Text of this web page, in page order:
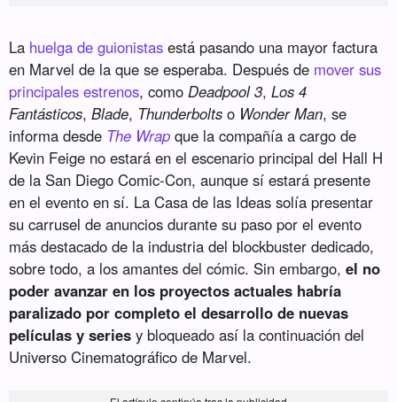
La huelga de guionistas está pasando una mayor factura
en Marvel de la que se esperaba. Después de mover sus
principales estrenos, como Deadpool 3,Los 4
Fantásticos,Blade, Thunderbolts o Wonder Man, se
informa desde The Wrap que la compañía a cargo de
Kevin Feige no estará en el escenario principal del Hall H
de la San Diego Comic-Con, aunque sí estará presente
en el evento en sí. La Casa de las Ideas solía presentar
su carrusel de anuncios durante su paso por el evento
más destacado de la industria del blockbuster dedicado,
sobre todo, a los amantes del cómic. Sin embargo,el no
poder avanzar en los proyectos actuales habría
paralizado por completo el desarrollo de nuevas
películas y series y bloqueado así la continuación del
Universo Cinematográfico de Marvel.